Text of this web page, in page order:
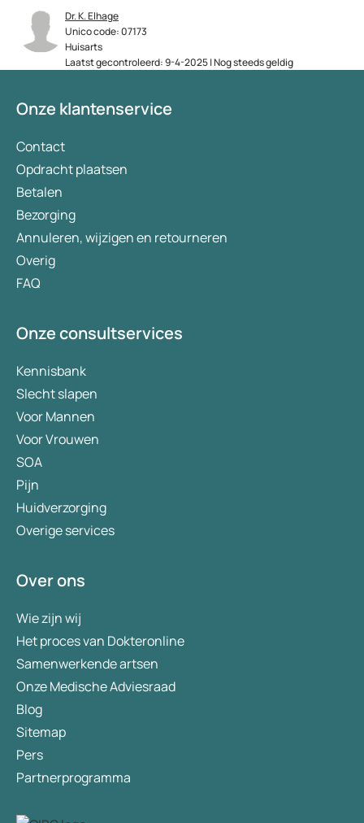
Dr. K. Elhage
Unico code: 07173
Huisarts
Laatst gecontroleerd: 9-4-2025 | Nog steeds geldig
Onze klantenservice
Contact
Opdracht plaatsen
Betalen
Bezorging
Annuleren, wijzigen en retourneren
Overig
FAQ
Onze consultservices
Kennisbank
Slecht slapen
Voor Mannen
Voor Vrouwen
SOA
Pijn
Huidverzorging
Overige services
Over ons
Wie zijn wij
Het proces van Dokteronline
Samenwerkende artsen
Onze Medische Adviesraad
Blog
Sitemap
Pers
Partnerprogramma